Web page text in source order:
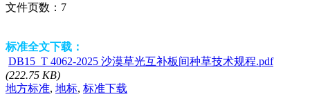
文件页数： 7
标准全文下载：
DB15_T 4062-2025 沙漠草光互补板间种草技术规程.pdf
(222.75 KB)
地方标准, 地标, 标准下载